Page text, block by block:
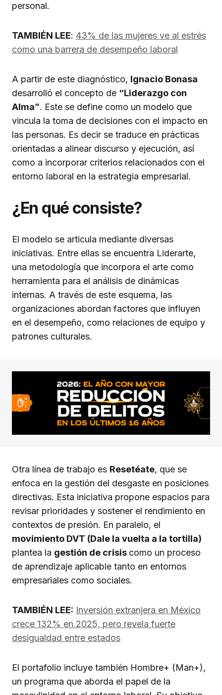
personal.
TAMBIÉN LEE: 43% de las mujeres ve al estrés
como una barrera de desempeño laboral
A partir de este diagnóstico, Ignacio Bonasa
desarrolló el concepto de “Liderazgo con
Alma”. Este se define como un modelo que
vincula la toma de decisiones con el impacto en
las personas. Es decir se traduce en prácticas
orientadas a alinear discurso y ejecución, así
como a incorporar criterios relacionados con el
entorno laboral en la estrategia empresarial.
¿En qué consiste?
El modelo se articula mediante diversas
iniciativas. Entre ellas se encuentra Liderarte,
una metodología que incorpora el arte como
herramienta para el análisis de dinámicas
internas. A través de este esquema, las
organizaciones abordan factores que influyen
en el desempeño, como relaciones de equipo y
patrones culturales.
Otra línea de trabajo es Resetéate, que se
enfoca en la gestión del desgaste en posiciones
directivas. Esta iniciativa propone espacios para
revisar prioridades y sostener el rendimiento en
contextos de presión. En paralelo, el
movimiento DVT (Dale la vuelta a la tortilla)
plantea la gestión de crisis como un proceso
de aprendizaje aplicable tanto en entornos
empresariales como sociales.
TAMBIÉN LEE: Inversión extranjera en México
crece 132% en 2025, pero revela fuerte
desigualdad entre estados
El portafolio incluye también Hombre+ (Man+),
un programa que aborda el papel de la